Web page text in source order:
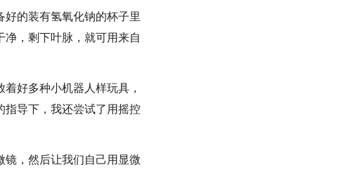
的装有氢氧化钠的杯子里
，剩下叶脉，就可用来自
好多种小机器人样玩具，
指导下，我还尝试了用摇控
镜，然后让我们自己用显微